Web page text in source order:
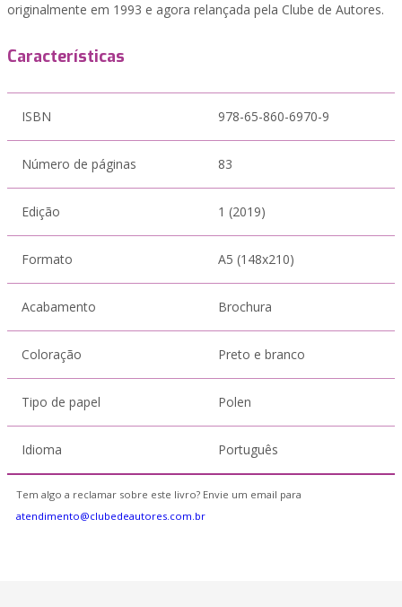
originalmente em 1993 e agora relançada pela Clube de Autores.
Características
ISBN 978-65-860-6970-9
Número de páginas 83
Edição 1 (2019)
Formato A5 (148x210)
Acabamento Brochura
Coloração Preto e branco
Tipo de papel Polen
Idioma Português
Tem algo a reclamar sobre este livro? Envie um email para
atendimento@clubedeautores.com.br